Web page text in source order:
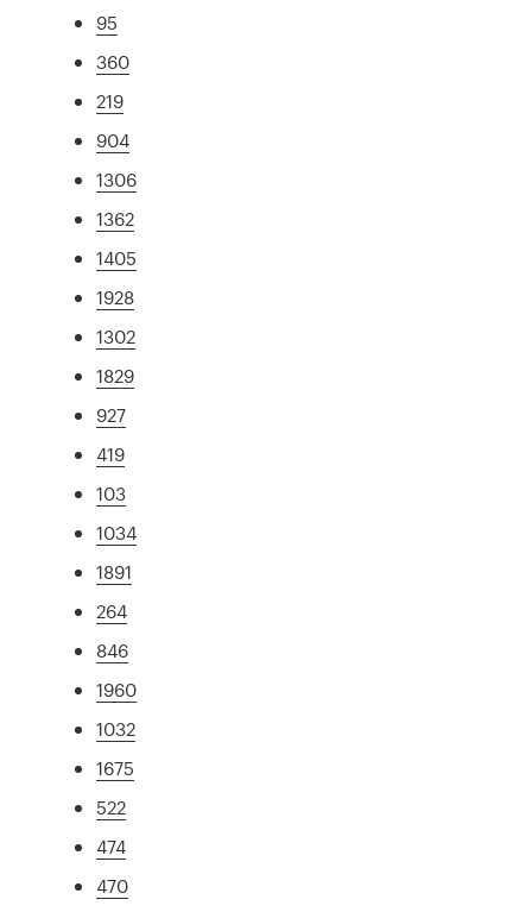
95
360
219
904
1306
1362
1405
1928
1302
1829
927
419
103
1034
1891
264
846
1960
1032
1675
522
474
470